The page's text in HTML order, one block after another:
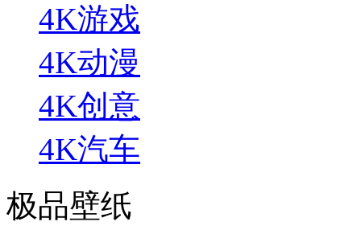
4K游戏
4K动漫
4K创意
4K汽车
极品壁纸